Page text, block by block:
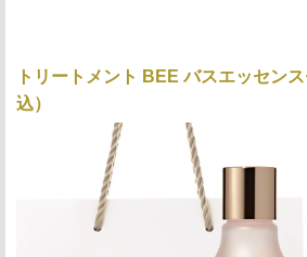
トリートメント BEE バスエッセン
込）